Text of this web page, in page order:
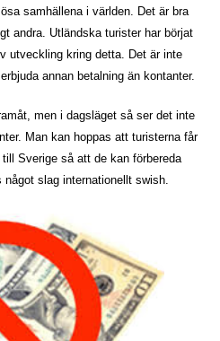
samhällena i världen. Det är bra
andra. Utländska turister har börjat
utveckling kring detta. Det är inte
annan betalning än kontanter.
men i dagsläget så ser det inte
Man kan hoppas att turisterna får
Sverige så att de kan förbereda
slag internationellt swish.